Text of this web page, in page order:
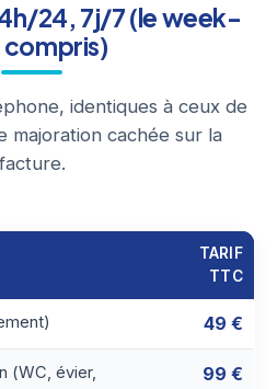
24, 7j/7 (le week-
compris)
identiques à ceux de
majoration cachée sur la
TARIF
TTC
49 €
(WC, évier,
99 €